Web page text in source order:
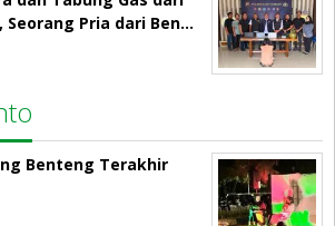
Seorang Pria dari Ben…
Benteng Terakhir